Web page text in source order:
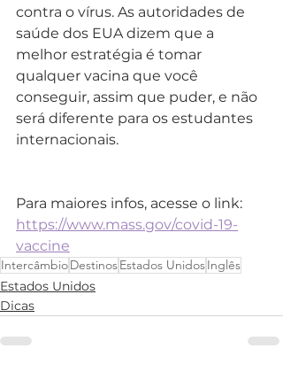
contra o vírus. As autoridades de
saúde dos EUA dizem que a
melhor estratégia é tomar
qualquer vacina que você
conseguir, assim que puder, e não
será diferente para os estudantes
internacionais.
Para maiores infos, acesse o link:
https://www.mass.gov/covid-19-
vaccine
IntercâmbioDestinosEstados UnidosInglês
Estados Unidos
Dicas